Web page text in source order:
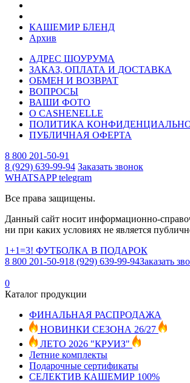
КАШЕМИР БЛЕНД
Архив
АДРЕС ШОУРУМА
ЗАКАЗ, ОПЛАТА И ДОСТАВКА
ОБМЕН И ВОЗВРАТ
ВОПРОСЫ
ВАШИ ФОТО
О CASHENELLE
ПОЛИТИКА
ПУБЛИЧНАЯ ОФЕРТА
8 800 201-50-91
8 (929) 639-99-94 Заказать звонок
WHATSAPPtelegram
Все права защищены.
Данный сайт носит информационно-
ни при каких условиях не является
1+1=3! ФУТБОЛКА В ПОДАРОК
8 800 201-50-918 (929) 639-99-94Заказать
0
Каталог продукции
ФИНАЛЬНАЯ РАСПРОДАЖА
НОВИНКИ СЕЗОНА 26/27
ЛЕТО 2026 "КРУИЗ"
Летние комплекты
Подарочные сертификаты
СЕЛЕКТИВ КАШЕМИР 100%